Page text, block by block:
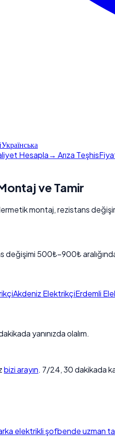
Українська
Hesapla→ Arıza Teşhis
ve Tamir
montaj, rezistans
500₺–900₺
Akdeniz ElektrikçiErdemli
yanınızda olalım.
bizi arayın. 7/24, 30 dakikada
elektrikli şofbende uzman